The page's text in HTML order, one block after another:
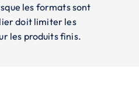
les formats sont
doit limiter les
les produits finis.